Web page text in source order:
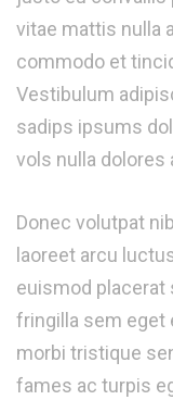
vitae mattis nulla
commodo et
Vestibulum
sadips ipsums
vols nulla
Donec volutpat
laoreet arcu
euismod placerat
fringilla sem eget
morbi tristique
fames ac turpis